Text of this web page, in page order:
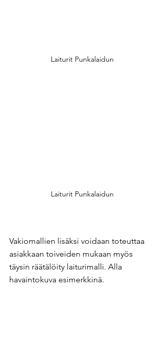
Laiturit Punkalaidun
Laiturit Punkalaidun
Vakiomallien lisäksi voidaan toteuttaa
asiakkaan toiveiden mukaan myös
täysin räätälöity laiturimalli. Alla
havaintokuva esimerkkinä.